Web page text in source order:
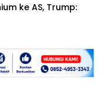
ke AS, Trump: